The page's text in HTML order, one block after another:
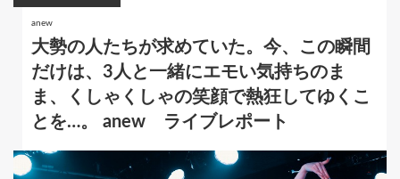
anew
大勢の人たちが求めていた。今、この瞬間
だけは、3人と一緒にエモい気持ちのま
ま、くしゃくしゃの笑顔で熱狂してゆくこ
とを…。 anew ライブレポート